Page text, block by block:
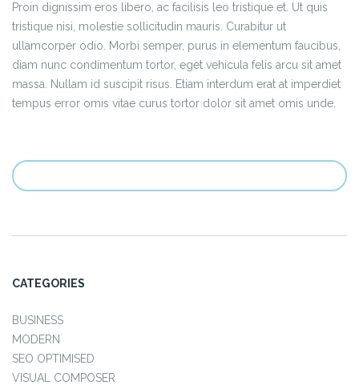
Proin dignissim eros libero, ac facilisis leo tristique et. Ut quis
tristique nisi, molestie sollicitudin mauris. Curabitur ut
ullamcorper odio. Morbi semper, purus in elementum faucibus,
diam nunc condimentum tortor, eget vehicula felis arcu sit amet
massa. Nullam id suscipit risus. Etiam interdum erat at imperdiet
tempus error omis vitae curus tortor dolor sit amet omis unde.
CATEGORIES
BUSINESS
MODERN
SEO OPTIMISED
VISUAL COMPOSER